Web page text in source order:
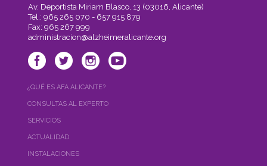
Av. Deportista Miriam Blasco, 13 (03016, Alicante)
Tel.: 965 265 070 - 657 915 879
Fax: 965 267 999
administracion@alzheimeralicante.org
¿QUÉ ES AFA ALICANTE?
CONSULTAS AL EXPERTO
SERVICIOS
ACTUALIDAD
INSTALACIONES